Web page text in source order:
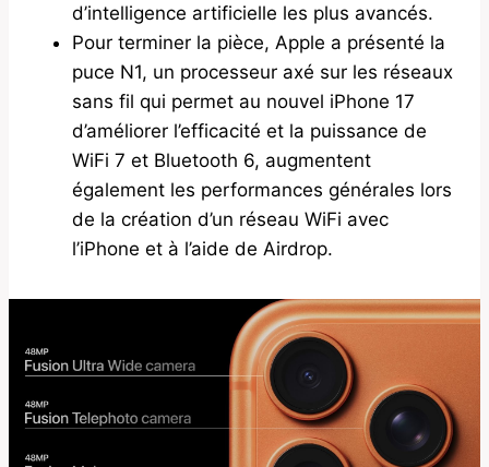
d’intelligence artificielle les plus avancés.
Pour terminer la pièce, Apple a présenté la
puce N1, un processeur axé sur les réseaux
sans fil qui permet au nouvel iPhone 17
d’améliorer l’efficacité et la puissance de
WiFi 7 et Bluetooth 6, augmentent
également les performances générales lors
de la création d’un réseau WiFi avec
l’iPhone et à l’aide de Airdrop.